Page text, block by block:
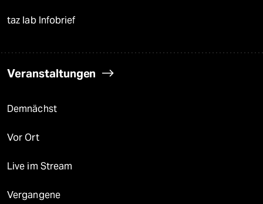
taz lab Infobrief
Veranstaltungen
Demnächst
Vor Ort
Live im Stream
Vergangene